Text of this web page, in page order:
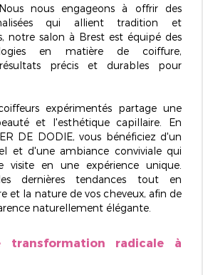
nous engageons à offrir des
qui allient tradition et
notre salon à Brest est équipé des
en matière de coiffure,
précis et durables pour
expérimentés partage une
et l'esthétique capillaire . En
DE DODIE, vous bénéficiez d'un
et d'une ambiance conviviale qui
visite en une expérience unique.
dernières tendances tout en
et la nature de vos cheveux, afin de
naturellement élégante.
transformation radicale à